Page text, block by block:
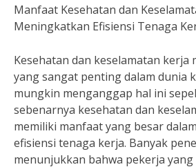
Manfaat Kesehatan dan
Meningkatkan Efisiensi Tenaga
Kesehatan dan keselamatan
yang sangat penting dalam dunia
mungkin menganggap hal ini
sebenarnya kesehatan dan
memiliki manfaat yang besar
efisiensi tenaga kerja. Banyak
menunjukkan bahwa pekerja yang